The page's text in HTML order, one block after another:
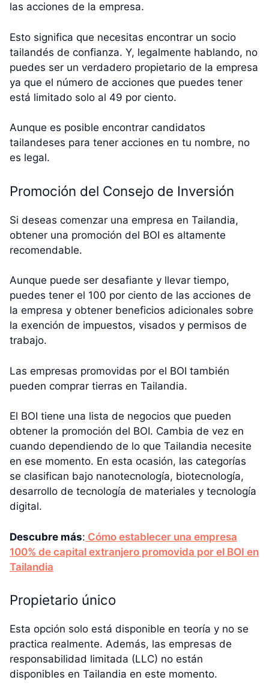
las acciones de la empresa.
Esto significa que necesitas encontrar un socio
tailandés de confianza. Y, legalmente hablando, no
puedes ser un verdadero propietario de la empresa
ya que el número de acciones que puedes tener
está limitado solo al 49 por ciento.
Aunque es posible encontrar candidatos
tailandeses para tener acciones en tu nombre, no
es legal.
Promoción del Consejo de Inversión
Si deseas comenzar una empresa en Tailandia,
obtener una promoción del BOI es altamente
recomendable.
Aunque puede ser desafiante y llevar tiempo,
puedes tener el 100 por ciento de las acciones de
la empresa y obtener beneficios adicionales sobre
la exención de impuestos, visados y permisos de
trabajo.
Las empresas promovidas por el BOI también
pueden comprar tierras en Tailandia.
El BOI tiene una lista de negocios que pueden
obtener la promoción del BOI. Cambia de vez en
cuando dependiendo de lo que Tailandia necesite
en ese momento. En esta ocasión, las categorías
se clasifican bajo nanotecnología, biotecnología,
desarrollo de tecnología de materiales y tecnología
digital.
Descubre más: Cómo establecer una empresa
100% de capital extranjero promovida por el BOI en
Tailandia
Propietario único
Esta opción solo está disponible en teoría y no se
practica realmente. Además, las empresas de
responsabilidad limitada (LLC) no están
disponibles en Tailandia en este momento.